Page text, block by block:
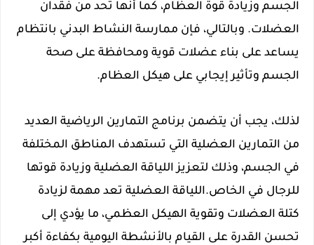
الجسم وزيادة قوة العظام، كما أنها تحد من فقدان
العضلات. وبالتالي، فإن ممارسة النشاط البدني بانتظام
يساعد على بناء عضلات قوية ومحافظة على صحة
الجسم وتأثير إيجابي على هيكل العظام.
لذلك، يجب أن يتضمن برنامج التمارين الرياضية العديد
من التمارين العضلية التي تستهدف المناطق المختلفة
في الجسم، وذلك لتعزيز اللياقة العضلية وزيادة قوتها
للرجال في الخاص.اللياقة العضلية تعد مهمة لزيادة
كتلة العضلات وتقوية الهيكل العظمي، ما يؤدي إلى
تحسن القدرة على القيام بالأنشطة اليومية بكفاءة أكبر